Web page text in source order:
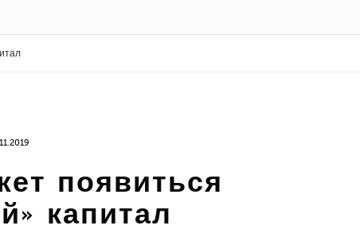
появиться
капитал